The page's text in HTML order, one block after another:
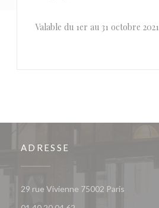
Valable du 1er au 31 octobre 2021
ADRESSE
29 rue Vivienne 75002 Paris